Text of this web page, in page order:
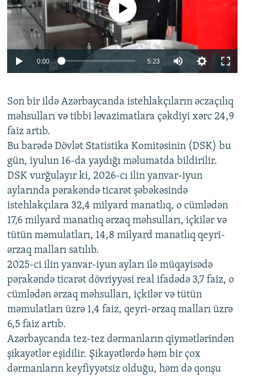
Auto 240p 360p 480p
720p 1080p
No media source currently available
0:00 5:23
360p
480p
720p
1080p
Son bir ildə Azərbaycanda istehlakçıların əczaçılıq
məhsulları və tibbi ləvazimatlara çəkdiyi xərc 24,9
faiz artıb.
Bu barədə Dövlət Statistika Komitəsinin (DSK) bu
gün, iyulun 16-da yaydığı məlumatda bildirilir.
DSK vurğulayır ki, 2026-cı ilin yanvar-iyun
aylarında pərakəndə ticarət şəbəkəsində
istehlakçılara 32,4 milyard manatlıq, o cümlədən
17,6 milyard manatlıq ərzaq məhsulları, içkilər və
tütün məmulatları, 14,8 milyard manatlıq qeyri-
ərzaq malları satılıb.
2025-ci ilin yanvar-iyun ayları ilə müqayisədə
pərakəndə ticarət dövriyyəsi real ifadədə 3,7 faiz, o
cümlədən ərzaq məhsulları, içkilər və tütün
məmulatları üzrə 1,4 faiz, qeyri-ərzaq malları üzrə
6,5 faiz artıb.
Azərbaycanda tez-tez dərmanların qiymətlərindən
şikayətlər eşidilir. Şikayətlərdə həm bir çox
dərmanların keyfiyyətsiz olduğu, həm də qonşu